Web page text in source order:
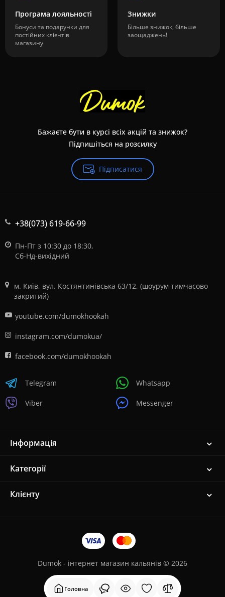
Головна
Програма лояльності
Бонуси та подарунки для
постійних клієнтів
магазину
Знижки
Більше знижок, більше
заощаджень!
Бажаєте бути в курсі всіх акцій та знижок?
Підпишіться на розсилку
Підписатися
+38(073) 619-66-99
Пн-Пт з 10:30 до 18:30,
Сб-Нд-вихідний
м. Київ, вул. Костянтинівська 63/12, (шоурум тимчасово
закритий)
youtube.com/dumokhookah
instagram.com/dumokua/
facebook.com/dumokhookah
Telegram
Viber
Whatsapp
Messenger
Інформація
Категорії
Клієнту
Dumok - інтернет магазин кальянів © 2026